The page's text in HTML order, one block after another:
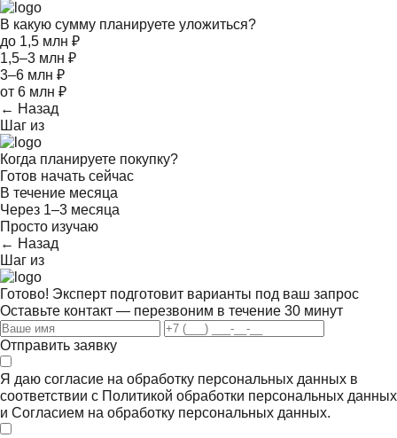
В какую сумму планируете уложиться?
до 1,5 млн ₽
1,5–3 млн ₽
3–6 млн ₽
от 6 млн ₽
← Назад
Шаг из
Когда планируете покупку?
Готов начать сейчас
В течение месяца
Через 1–3 месяца
Просто изучаю
← Назад
Шаг из
Готово! Эксперт подготовит варианты под ваш запрос
Оставьте контакт — перезвоним в течение 30 минут
Отправить заявку
Я даю согласие на обработку персональных данных в
соответствии с Политикой обработки персональных данных
и Согласием на обработку персональных данных.